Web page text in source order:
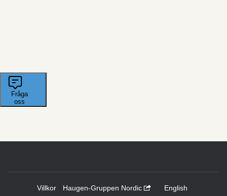
Villkor Haugen-Gruppen Nordic English